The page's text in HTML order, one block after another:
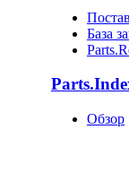
База
Обзор